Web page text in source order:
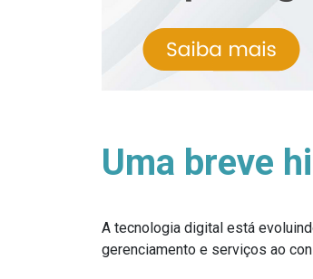
Uma breve
A tecnologia digital está
gerenciamento e serviços ao